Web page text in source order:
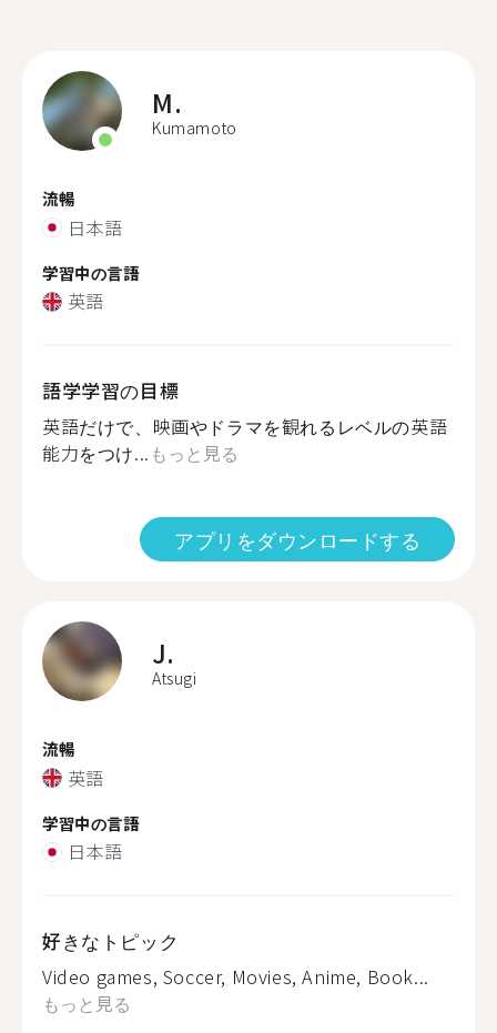
M.
Kumamoto
流暢
日本語
学習中の言語
英語
語学学習の目標
英語だけで、映画やドラマを観れるレベルの英語
能力をつけ... もっと見る
アプリをダウンロードする
J.
Atsugi
流暢
英語
学習中の言語
日本語
好きなトピック
Video games, Soccer, Movies, Anime, Book...
もっと見る